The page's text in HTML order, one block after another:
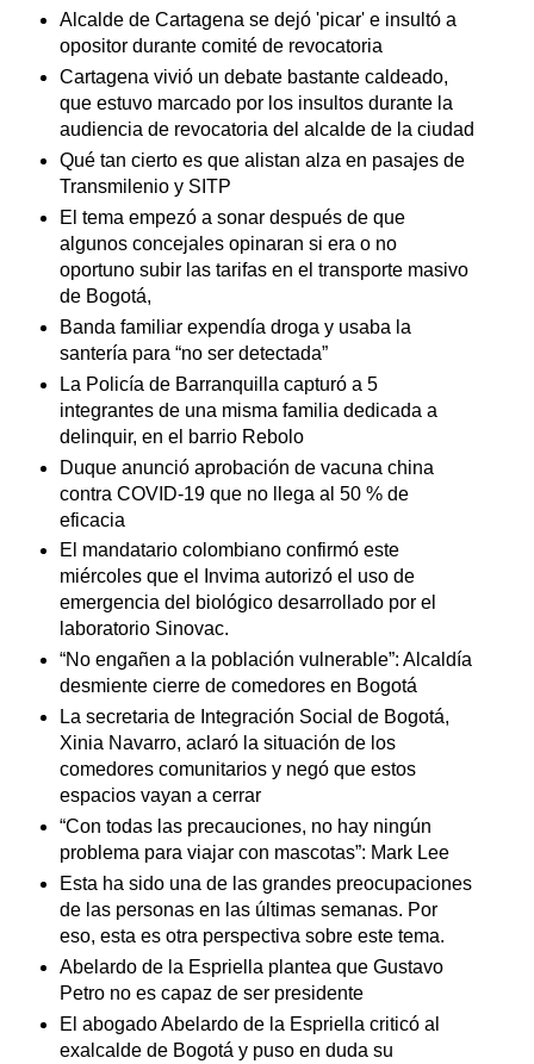
Alcalde de Cartagena se dejó 'picar' e insultó a
opositor durante comité de revocatoria
Cartagena vivió un debate bastante caldeado,
que estuvo marcado por los insultos durante la
audiencia de revocatoria del alcalde de la ciudad
Qué tan cierto es que alistan alza en pasajes de
Transmilenio y SITP
El tema empezó a sonar después de que
algunos concejales opinaran si era o no
oportuno subir las tarifas en el transporte masivo
de Bogotá,
Banda familiar expendía droga y usaba la
santería para “no ser detectada”
La Policía de Barranquilla capturó a 5
integrantes de una misma familia dedicada a
delinquir, en el barrio Rebolo
Duque anunció aprobación de vacuna china
contra COVID-19 que no llega al 50 % de
eficacia
El mandatario colombiano confirmó este
miércoles que el Invima autorizó el uso de
emergencia del biológico desarrollado por el
laboratorio Sinovac.
“No engañen a la población vulnerable”: Alcaldía
desmiente cierre de comedores en Bogotá
La secretaria de Integración Social de Bogotá,
Xinia Navarro, aclaró la situación de los
comedores comunitarios y negó que estos
espacios vayan a cerrar
“Con todas las precauciones, no hay ningún
problema para viajar con mascotas”: Mark Lee
Esta ha sido una de las grandes preocupaciones
de las personas en las últimas semanas. Por
eso, esta es otra perspectiva sobre este tema.
Abelardo de la Espriella plantea que Gustavo
Petro no es capaz de ser presidente
El abogado Abelardo de la Espriella criticó al
exalcalde de Bogotá y puso en duda su